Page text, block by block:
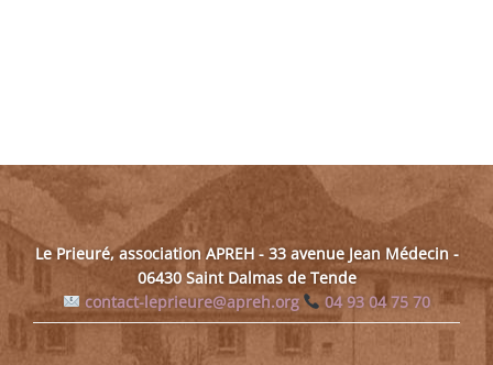
Le Prieuré, association APREH - 33 avenue Jean Médecin -
06430 Saint Dalmas de Tende
contact-leprieure@apreh.org
04 93 04 75 70